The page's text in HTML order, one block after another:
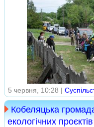
5 червня, 10:28 |
Кобеляцька
екологічних проєктів